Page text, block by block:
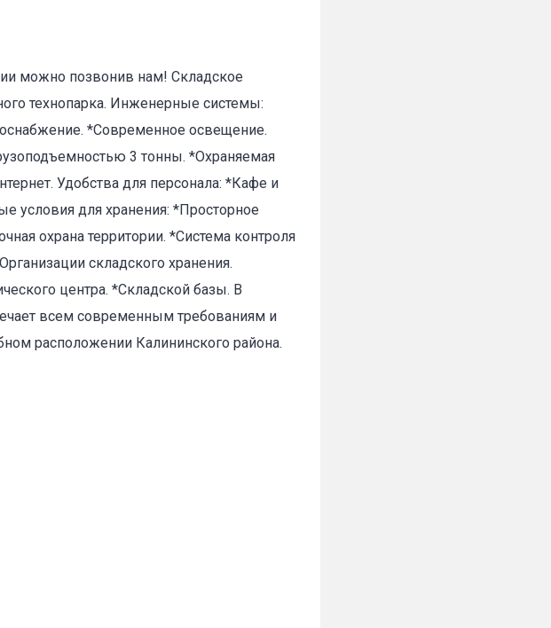
можно позвонив нам! Складское
технопарка. Инженерные системы:
*Современное освещение.
3 тонны. *Охраняемая
Удобства для персонала: *Кафе и
условия для хранения: *Просторное
охрана территории. *Система контроля
складского хранения.
центра. *Складской базы. В
всем современным требованиям и
расположении Калининского района.
✕